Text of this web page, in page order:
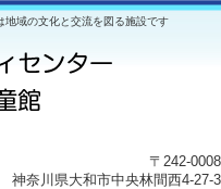
地域の文化と交流を図る施設です
〒242-0008
神奈川県大和市中央林間西4-27-3